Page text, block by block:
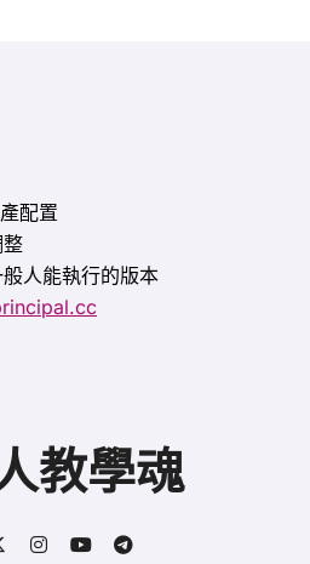
配置
人能執行的版本
教學魂